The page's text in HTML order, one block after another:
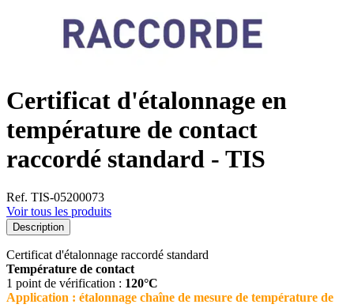
Certificat d'étalonnage en
température de contact
raccordé standard - TIS
Ref. TIS-05200073
Voir tous les produits
Description
Certificat d'étalonnage raccordé standard
Température de contact
1 point de vérification : 120°C
Application : étalonnage chaîne de mesure de température de